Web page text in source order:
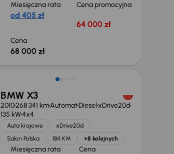
Miesięczna rata
od 405 zł
Cena promocyjna
64 000 zł
Cena
68 000 zł
Taniej o 1 000 zł
BMW X3
2010268 341 kmAutomatDieselxDrive20d
135 kW4x4
Auta krajowe
xDrive20d
Salon Polska
184 KM +8 kolejnych
Miesięczna rata
Cena